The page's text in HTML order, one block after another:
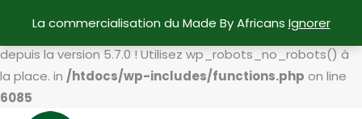
Deprecated: La fonction wp_no_robots estobsolète
depuis la version 5.7.0 ! Utilisez wp_robots_no_robots() à
la place. in /htdocs/wp-includes/functions.php on line
6085
La commercialisation du Made By Africans Ignorer